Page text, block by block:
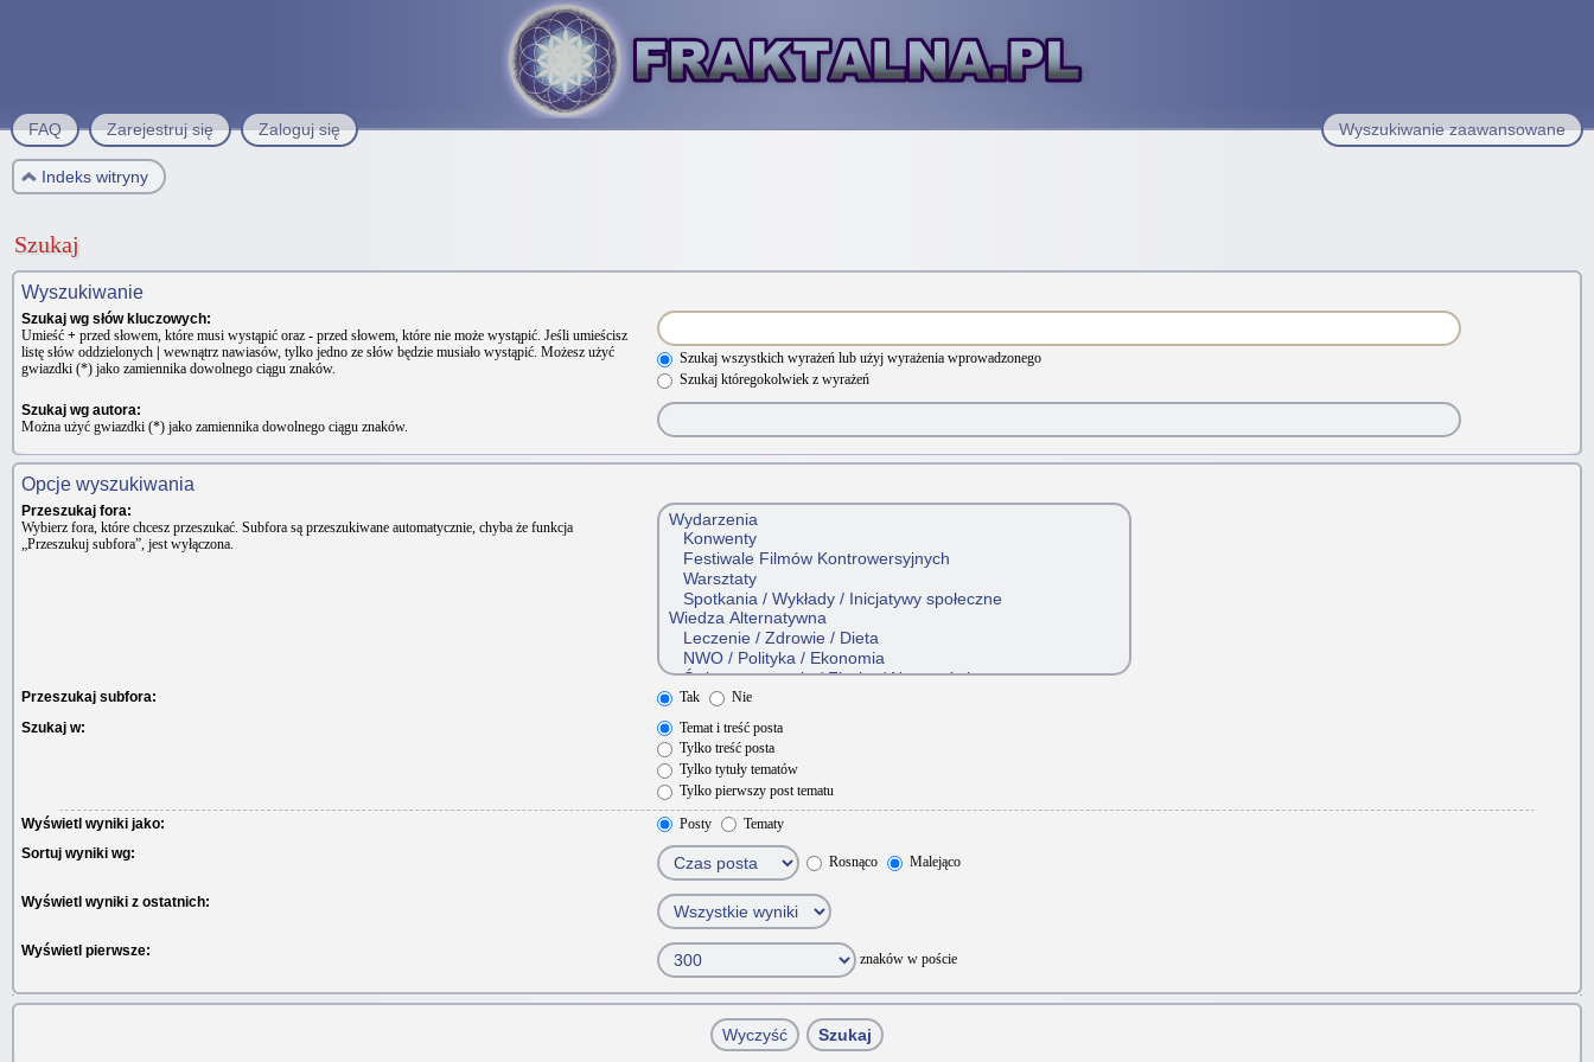
Wyszukiwanie zaawansowane
FAQ Zarejestruj się Zaloguj się
Indeks witryny
Szukaj
Wyszukiwanie
Szukaj wg słów kluczowych:
Umieść + przed słowem, które musi wystąpić oraz - przed słowem, które nie może wystąpić. Jeśli umieścisz
listę słów oddzielonych
wewnątrz nawiasów, tylko jedno ze słów będzie musiało wystąpić. Możesz użyć
gwiazdki (*) jako zamiennika dowolnego ciągu znaków.
Szukaj wszystkich wyrażeń lub użyj wyrażenia wprowadzonego
Szukaj któregokolwiek z wyrażeń
Szukaj wg autora:
Można użyć gwiazdki (*) jako zamiennika dowolnego ciągu znaków.
Opcje wyszukiwania
Przeszukaj fora:
Wybierz fora, które chcesz przeszukać. Subfora są przeszukiwane automatycznie, chyba że funkcja
„Przeszukuj subfora”, jest wyłączona.
Przeszukaj subfora: Tak
Nie
Szukaj w:
Temat i treść posta
Tylko treść posta
Tylko tytuły tematów
Tylko pierwszy post tematu
Wyświetl wyniki jako:
Posty
Tematy
Sortuj wyniki wg:
Rosnąco Malejąco
Wyświetl wyniki z ostatnich:
Wyświetl pierwsze: znaków w poście